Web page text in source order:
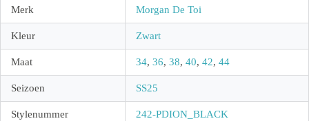
Merk Morgan De Toi
Kleur Zwart
Maat 34, 36, 38, 40, 42, 44
Seizoen SS25
Stylenummer 242-PDION_BLACK